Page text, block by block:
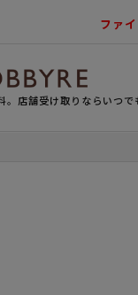
ファ
店舗受け取りならいつで